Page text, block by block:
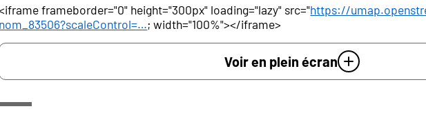
frameborder="0" height="300px" loading="lazy" src="https://
nom_83506?scaleControl=…; width="100%"></iframe>
Voir en plein écran